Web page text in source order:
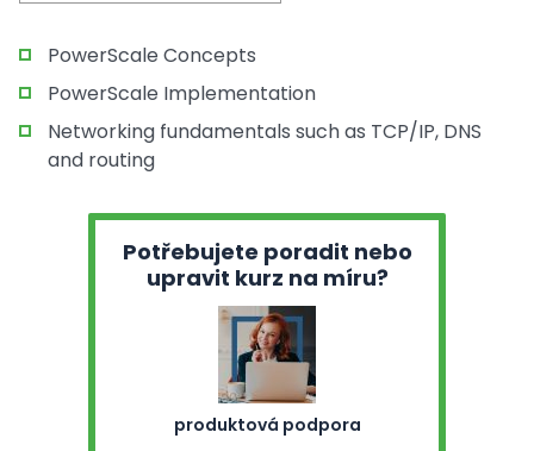
PowerScale Concepts
PowerScale Implementation
Networking fundamentals such as TCP/IP, DNS
and routing
Potřebujete poradit nebo
upravit kurz na míru?
produktová podpora